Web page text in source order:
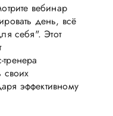
вебинар
день, всё
себя". Этот
своих
эффективному